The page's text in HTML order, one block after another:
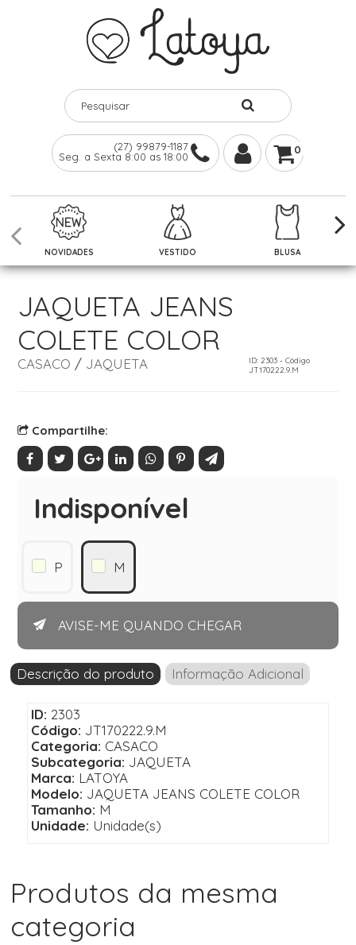
(27) 99879-1187
Seg. a Sexta 8:00 as 18:00
0
NOVIDADES VESTIDO BLUSA
JAQUETA JEANS
COLETE COLOR
CASACO / JAQUETA
ID: 2303 - Código
JT170222.9.M
Compartilhe:
Indisponível
P M
AVISE-ME QUANDO CHEGAR
Descrição do produto Informação Adicional
ID: 2303
Código: JT170222.9.M
Categoria: CASACO
Subcategoria: JAQUETA
Marca: LATOYA
Modelo: JAQUETA JEANS COLETE COLOR
Tamanho: M
Unidade: Unidade(s)
Produtos da mesma
categoria